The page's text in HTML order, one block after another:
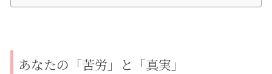
あなたの「苦労」と「真実」